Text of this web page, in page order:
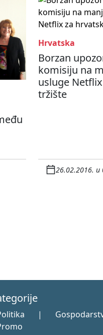
Hrvatska
Borzan
komisiju na
usluge
tržište
26.02.2016. u
|